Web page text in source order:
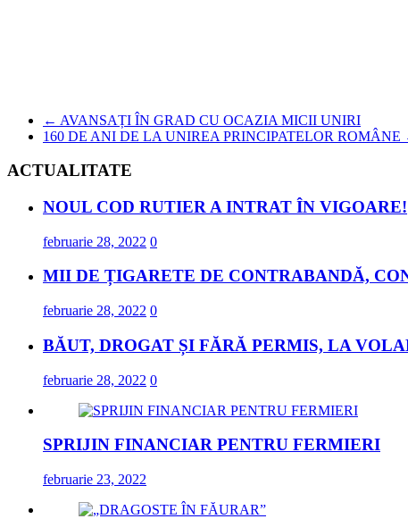
← AVANSAȚI ÎN GRAD CU OCAZIA MICII UNIRI
160 DE ANI DE LA UNIREA PRINCIPATELOR ROMÂNE
ACTUALITATE
NOUL COD RUTIER A INTRAT ÎN VIGOARE!
februarie 28, 2022 0
MII DE ȚIGARETE DE CONTRABANDĂ,
februarie 28, 2022 0
BĂUT, DROGAT ȘI FĂRĂ PERMIS, LA
februarie 28, 2022 0
SPRIJIN FINANCIAR PENTRU FERMIERI
februarie 23, 2022